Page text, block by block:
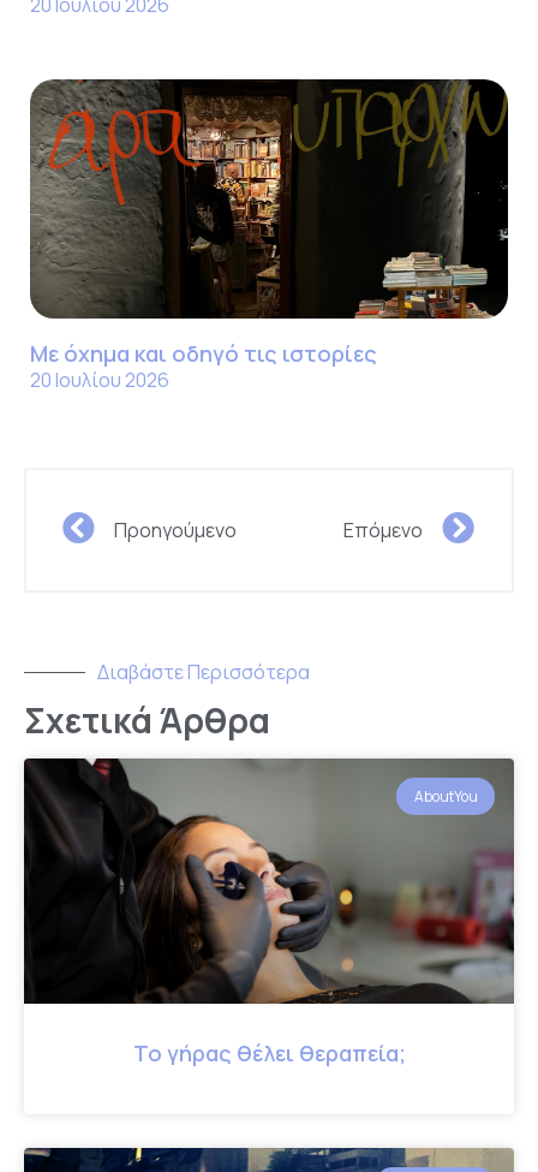
Με όχημα και οδηγό τις ιστορίες
20 Ιουλίου 2026
Προηγούμενο Επόμενο
Διαβάστε Περισσότερα
Σχετικά Άρθρα
AboutYou
Το γήρας θέλει θεραπεία;